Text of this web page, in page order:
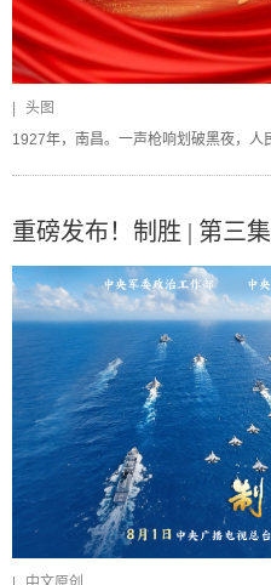
头图
1927年，南昌。一声枪响划破黑夜，人
重磅发布！制胜 | 第三